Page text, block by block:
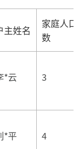
主姓名
家庭人口
数
*云 3
*平 4